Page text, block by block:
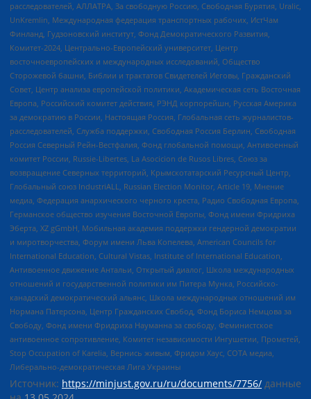
расследователей, АЛЛАТРА, За свободную Россию, Свободная Бурятия, Uralic,
UnKremlin, Международная федерация транспортных рабочих, ИстЧам
Финланд, Гудзоновский институт, Фонд Демократического Развития,
Комитет-2024, Центрально-Европейский университет, Центр
восточноевропейских и международных исследований, Общество
Сторожевой башни, Библии и трактатов Свидетелей Иеговы, Гражданский
Совет, Центр анализа европейской политики, Академическая сеть Восточная
Европа, Российский комитет действия, РЭНД корпорейшн, Русская Америка
за демократию в России, Настоящая Россия, Глобальная сеть журналистов-
расследователей, Служба поддержки, Свободная Россия Берлин, Свободная
Россия Северный Рейн-Вестфалия, Фонд глобальной помощи, Антивоенный
комитет России, Russie-Libertes, La Asocicion de Rusos Libres, Союз за
возвращение Северных территорий, Крымскотатарский Ресурсный Центр,
Глобальный союз IndustriALL, Russian Election Monitor, Article 19, Мнение
медиа, Федерация анархического черного креста, Радио Свободная Европа,
Германское общество изучения Восточной Европы, Фонд имени Фридриха
Эберта, XZ gGmbH, Мобильная академия поддержки гендерной демократии
и миротворчества, Форум имени Льва Копелева, American Councils for
International Education, Cultural Vistas, Institute of International Education,
Антивоенное движение Антальи, Открытый диалог, Школа международных
отношений и государственной политики им Питера Мунка, Российско-
канадский демократический альянс, Школа международных отношений им
Нормана Патерсона, Центр Гражданских Свобод, Фонд Бориса Немцова за
Свободу, Фонд имени Фридриха Науманна за свободу, Феминистское
антивоенное сопротивление, Комитет независимости Ингушетии, Прометей,
Stop Occupation of Karelia, Вернись живым, Фридом Хаус, СОТА медиа,
Либерально-демократическая Лига Украины
Источник: https://minjust.gov.ru/ru/documents/7756/ данные